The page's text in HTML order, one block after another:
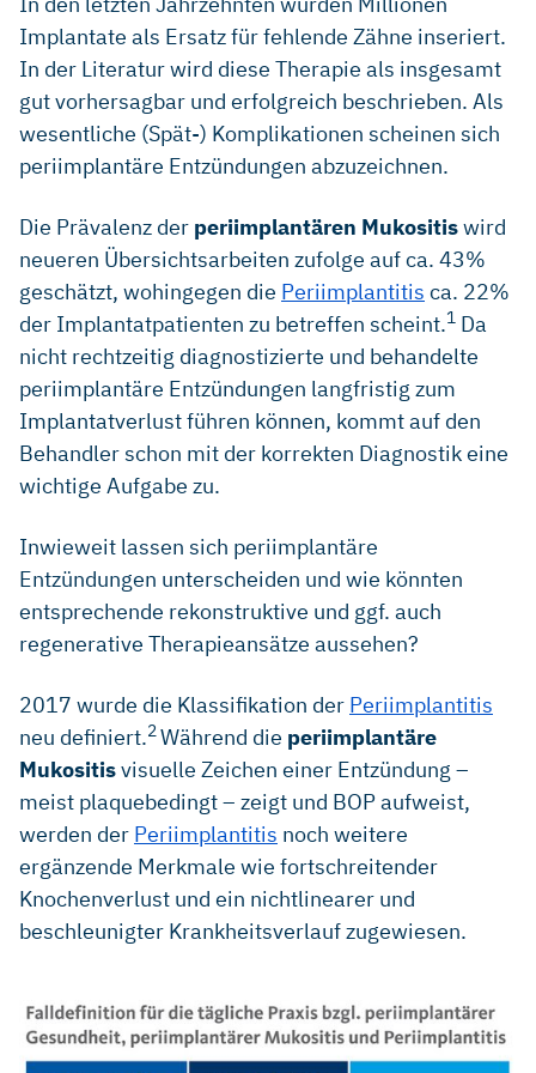
Implantate als Ersatz für fehlende Zähne inseriert.
In der Literatur wird diese Therapie als insgesamt
gut vorhersagbar und erfolgreich beschrieben. Als
wesentliche (Spät-) Komplikationen scheinen sich
periimplantäre Entzündungen abzuzeichnen.
Die Prävalenz der periimplantären Mukositiswird
neueren Übersichtsarbeiten zufolge auf ca. 43%
geschätzt, wohingegen die Periimplantitis ca. 22%
der Implantatpatienten zu betreffen scheint.1 Da
nicht rechtzeitig diagnostizierte und behandelte
periimplantäre Entzündungen langfristig zum
Implantatverlust führen können, kommt auf den
Behandler schon mit der korrekten Diagnostik eine
wichtige Aufgabe zu.
Inwieweit lassen sich periimplantäre
Entzündungen unterscheiden und wie könnten
entsprechende rekonstruktive und ggf. auch
regenerative Therapieansätze aussehen?
2017 wurde die Klassifikation der Periimplantitis
neu definiert.2Während die periimplantäre
Mukositisvisuelle Zeichen einer Entzündung –
meist plaquebedingt – zeigt und BOP aufweist,
werden der Periimplantitis noch weitere
ergänzende Merkmale wie fortschreitender
Knochenverlust und ein nichtlinearer und
beschleunigter Krankheitsverlauf zugewiesen.